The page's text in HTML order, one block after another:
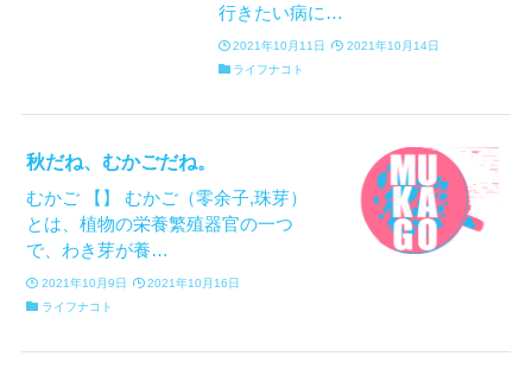
行きたい病に…
2021年10月11日
2021年10月14日
ライフナコト
秋だね、むかごだね。
むかご 【】 むかご（零余子,珠芽）
とは、植物の栄養繁殖器官の一つ
で、わき芽が養…
2021年10月9日
2021年10月16日
ライフナコト